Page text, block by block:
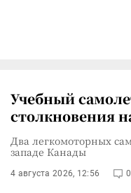
Учебный
столкновения
Два легкомоторных
западе Канады
4 августа 2026, 12:56 0